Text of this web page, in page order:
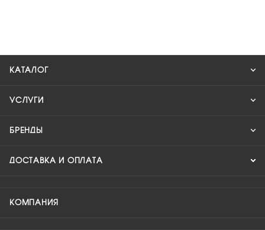
КАТАЛОГ
УСЛУГИ
БРЕНДЫ
ДОСТАВКА И ОПЛАТА
КОМПАНИЯ